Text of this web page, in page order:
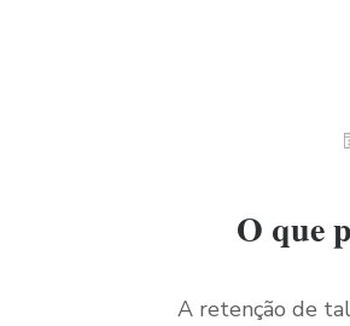
O que
A retenção de